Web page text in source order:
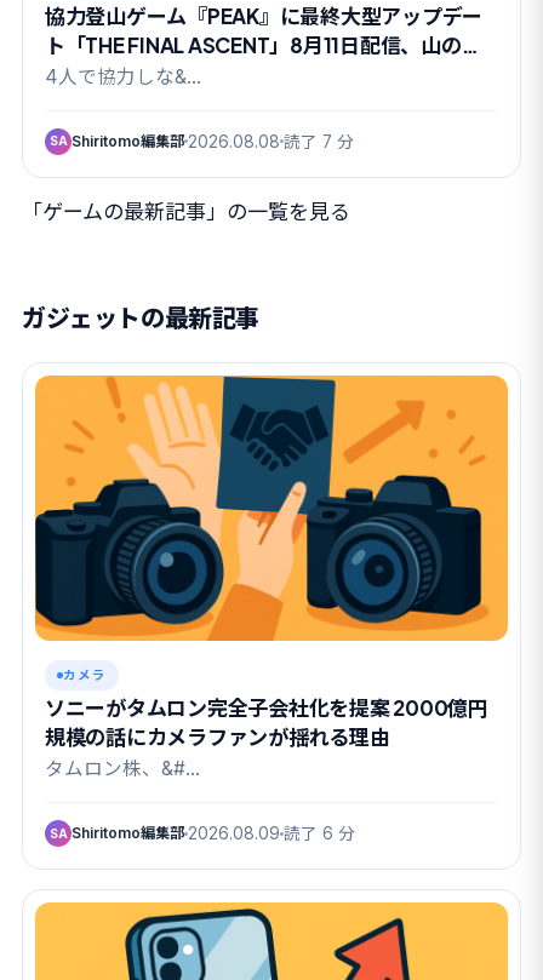
協力登山ゲーム『PEAK』に最終大型アップデー
ト「THE FINAL ASCENT」8月11日配信、山の日
に有終の美か
4人で協力しな&…
SA Shiritomo編集部 2026.08.08 読了 7 分
「ゲームの最新記事」の一覧を見る
ガジェットの最新記事
カメラ
ソニーがタムロン完全子会社化を提案 2000億円
規模の話にカメラファンが揺れる理由
タムロン株、&#…
SA Shiritomo編集部 2026.08.09 読了 6 分